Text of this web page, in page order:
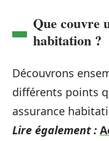
Que couvre
habitation ?
Découvrons
différents points
assurance
Lire également :